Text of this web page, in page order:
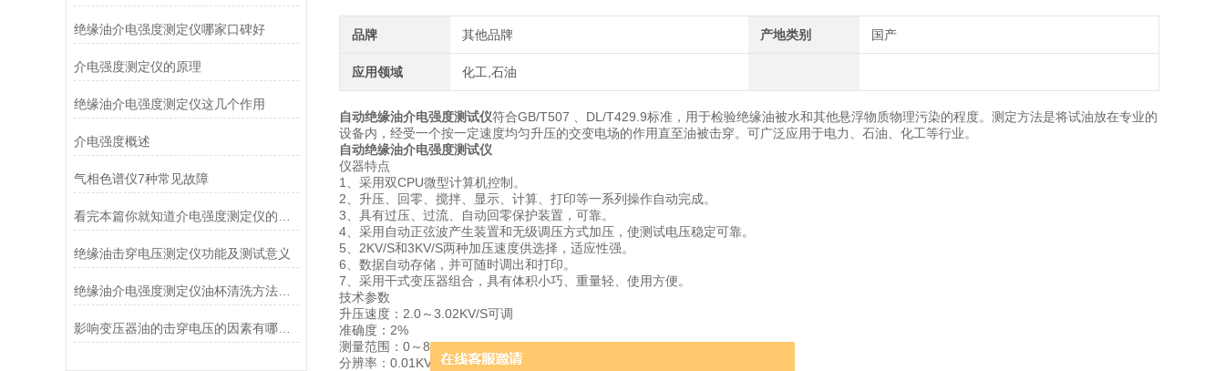
绝缘油介电强度测定仪哪家口碑好
介电强度测定仪的原理
绝缘油介电强度测定仪这几个作用
介电强度概述
气相色谱仪7种常见故障
绝缘油击穿电压测定仪功能及测试意义
绝缘油介电强度测定仪油杯清洗方法值得一看
影响变压器油的击穿电压的因素有哪些？
品牌 其他品牌 产地类别 国产
应用领域 化工,石油
自动绝缘油介电强度测试仪符合GB/T507 、DL/T429.9标准，用于检验绝缘油被水和其他悬浮物质物理污染的程度。测定方法是将试油放在专业的
设备内，经受一个按一定速度均匀升压的交变电场的作用直至油被击穿。可广泛应用于电力、石油、化工等行业。
自动绝缘油介电强度测试仪
仪器特点
1、采用双CPU微型计算机控制。
2、升压、回零、搅拌、显示、计算、打印等一系列操作自动完成。
3、具有过压、过流、自动回零保护装置，可靠。
4、采用自动正弦波产生装置和无级调压方式加压，使测试电压稳定可靠。
5、2KV/S和3KV/S两种加压速度供选择，适应性强。
6、数据自动存储，并可随时调出和打印。
7、采用干式变压器组合，具有体积小巧、重量轻、使用方便。
技术参数
升压速度：2.0～3.02KV/S可调
准确度：2%
测量范围：0～80KV
分辨率：0.01KV